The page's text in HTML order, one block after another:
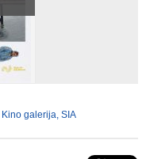
Kino galerija, SIA